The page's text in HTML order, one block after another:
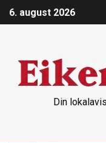
6. august 2026
Din